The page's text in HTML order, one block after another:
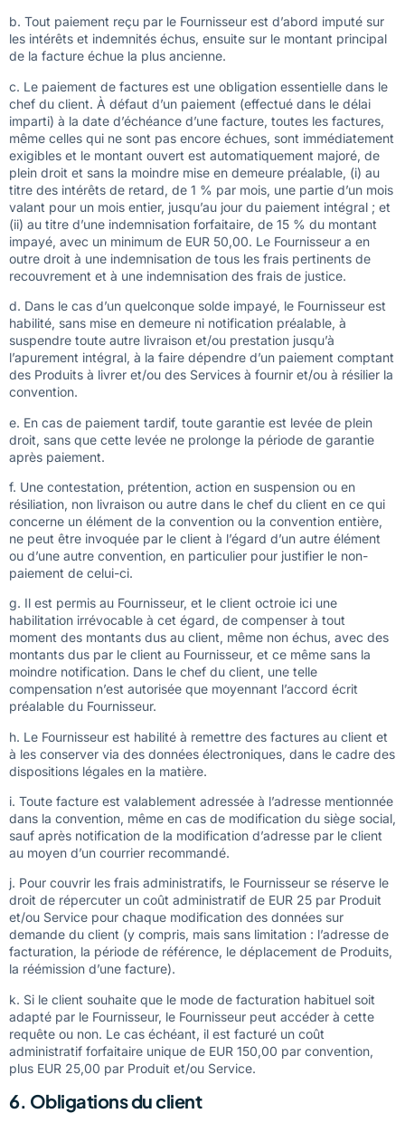
b. Tout paiement reçu par le Fournisseur est d’abord imputé sur
les intérêts et indemnités échus, ensuite sur le montant principal
de la facture échue la plus ancienne.
c. Le paiement de factures est une obligation essentielle dans le
chef du client. À défaut d’un paiement (effectué dans le délai
imparti) à la date d’échéance d’une facture, toutes les factures,
même celles qui ne sont pas encore échues, sont immédiatement
exigibles et le montant ouvert est automatiquement majoré, de
plein droit et sans la moindre mise en demeure préalable, (i) au
titre des intérêts de retard, de 1 % par mois, une partie d’un mois
valant pour un mois entier, jusqu’au jour du paiement intégral ; et
(ii) au titre d’une indemnisation forfaitaire, de 15 % du montant
impayé, avec un minimum de EUR 50,00. Le Fournisseur a en
outre droit à une indemnisation de tous les frais pertinents de
recouvrement et à une indemnisation des frais de justice.
d. Dans le cas d’un quelconque solde impayé, le Fournisseur est
habilité, sans mise en demeure ni notification préalable, à
suspendre toute autre livraison et/ou prestation jusqu’à
l’apurement intégral, à la faire dépendre d’un paiement comptant
des Produits à livrer et/ou des Services à fournir et/ou à résilier la
convention.
e. En cas de paiement tardif, toute garantie est levée de plein
droit, sans que cette levée ne prolonge la période de garantie
après paiement.
f. Une contestation, prétention, action en suspension ou en
résiliation, non livraison ou autre dans le chef du client en ce qui
concerne un élément de la convention ou la convention entière,
ne peut être invoquée par le client à l’égard d’un autre élément
ou d’une autre convention, en particulier pour justifier le non-
paiement de celui-ci.
g. Il est permis au Fournisseur, et le client octroie ici une
habilitation irrévocable à cet égard, de compenser à tout
moment des montants dus au client, même non échus, avec des
montants dus par le client au Fournisseur, et ce même sans la
moindre notification. Dans le chef du client, une telle
compensation n’est autorisée que moyennant l’accord écrit
préalable du Fournisseur.
h. Le Fournisseur est habilité à remettre des factures au client et
à les conserver via des données électroniques, dans le cadre des
dispositions légales en la matière.
i. Toute facture est valablement adressée à l’adresse mentionnée
dans la convention, même en cas de modification du siège social,
sauf après notification de la modification d’adresse par le client
au moyen d’un courrier recommandé.
j. Pour couvrir les frais administratifs, le Fournisseur se réserve le
droit de répercuter un coût administratif de EUR 25 par Produit
et/ou Service pour chaque modification des données sur
demande du client (y compris, mais sans limitation : l’adresse de
facturation, la période de référence, le déplacement de Produits,
la réémission d’une facture).
k. Si le client souhaite que le mode de facturation habituel soit
adapté par le Fournisseur, le Fournisseur peut accéder à cette
requête ou non. Le cas échéant, il est facturé un coût
administratif forfaitaire unique de EUR 150,00 par convention,
plus EUR 25,00 par Produit et/ou Service.
6. Obligations du client